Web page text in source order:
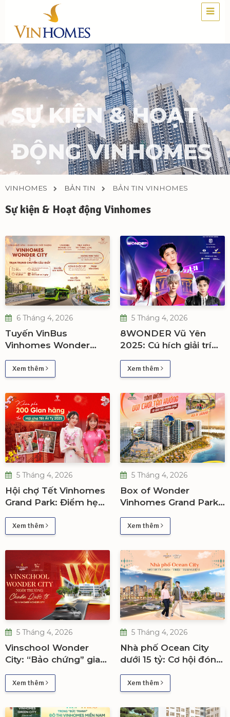
SỰ KIỆN & HOẠT
ĐỘNG VINHOMES
VINHOMES BẢN TIN BẢN TIN VINHOMES
Sự kiện & Hoạt động Vinhomes
6 Tháng 4, 2026
Tuyến VinBus
Vinhomes Wonder
nâng tầm giá trị đầu tư
phía Tây Hà Nội
Xem thêm
5 Tháng 4, 2026
8WONDER Vũ Yên
2025: Cú hích giải trí
động sản Hải Phòng
Xem thêm
5 Tháng 4, 2026
Hội chợ Tết Vinhomes
Grand Park: Điểm hẹn
giá trị bất động sản
Xem thêm
5 Tháng 4, 2026
Box of Wonder
Vinhomes Grand Park:
tầm giá trị bất động
sản
Xem thêm
5 Tháng 4, 2026
Vinschool Wonder
City: “Bảo chứng” gia
đầu tư tại Vinhomes
Wonder City
Xem thêm
5 Tháng 4, 2026
Nhà phố Ocean City
dưới 15 tỷ: Cơ hội đón
nhuận dài hạn
Xem thêm